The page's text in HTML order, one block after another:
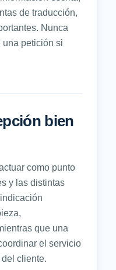
de traducción,
Nunca
petición si
bien
como punto
y las distintas
que una
el servicio
cliente.